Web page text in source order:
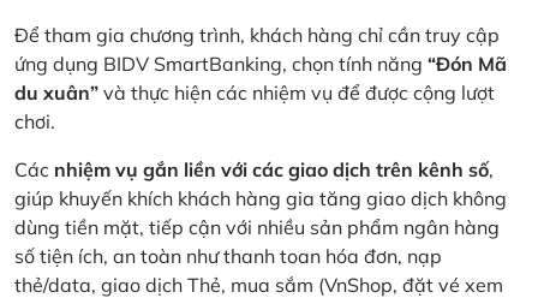
Để tham gia chương trình, khách hàng chỉ cần truy cập
ứng dụng BIDV SmartBanking, chọn tính năng “Đón Mã
du xuân” và thực hiện các nhiệm vụ để được cộng lượt
chơi.
Các nhiệm vụ gắn liền với các giao dịch trên kênh số,
giúp khuyến khích khách hàng gia tăng giao dịch không
dùng tiền mặt, tiếp cận với nhiều sản phẩm ngân hàng
số tiện ích, an toàn như thanh toan hóa đơn, nạp
thẻ/data, giao dịch Thẻ, mua sắm (VnShop, đặt vé xem